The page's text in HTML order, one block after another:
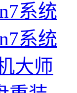
系统
系统
大师